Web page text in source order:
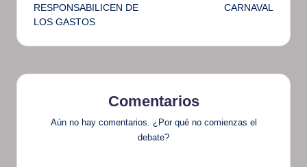
RESPONSABILICEN DE
LOS GASTOS
CARNAVAL
Comentarios
Aún no hay comentarios. ¿Por qué no comienzas el
debate?